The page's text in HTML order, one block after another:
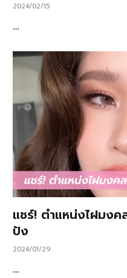
2024/02/15
…
แชร์! ตำแหน่งไฝมงค
ปัง
2024/01/29
…